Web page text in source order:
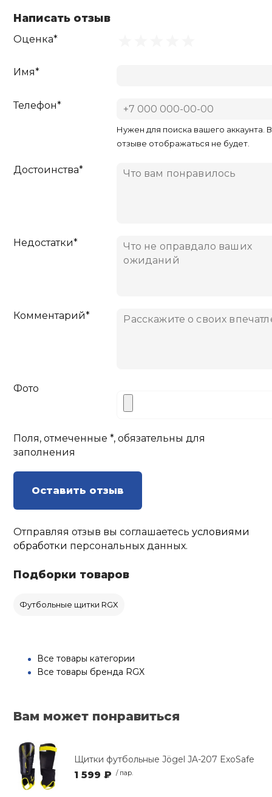
Написать отзыв
Оценка*
Имя*
Телефон*
Нужен для поиска вашего аккаунта. В
отзыве отображаться не будет.
Достоинства*
Недостатки*
Комментарий*
Фото
Поля, отмеченные *, обязательны для
заполнения
Оставить отзыв
Отправляя отзыв вы соглашаетесьусловиями
обработки персональных данных.
Подборки товаров
Футбольные щитки RGX
Все товары категории
Все товары бренда RGX
Вам может понравиться
Щитки футбольные Jögel JA-207 ExoSafe
1 599 ₽ / пар.